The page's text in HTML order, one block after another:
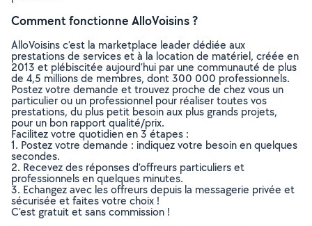
Comment fonctionne AlloVoisins ?
AlloVoisins c’est la marketplace leader dédiée aux
prestations de services et à la location de matériel, créée en
2013 et plébiscitée aujourd’hui par une communauté de plus
de 4,5 millions de membres, dont 300 000 professionnels.
Postez votre demande et trouvez proche de chez vous un
particulier ou un professionnel pour réaliser toutes vos
prestations, du plus petit besoin aux plus grands projets,
pour un bon rapport qualité/prix.
Facilitez votre quotidien en 3 étapes :
1. Postez votre demande : indiquez votre besoin en quelques
secondes.
2. Recevez des réponses d’offreurs particuliers et
professionnels en quelques minutes.
3. Echangez avec les offreurs depuis la messagerie privée et
sécurisée et faites votre choix !
C’est gratuit et sans commission !